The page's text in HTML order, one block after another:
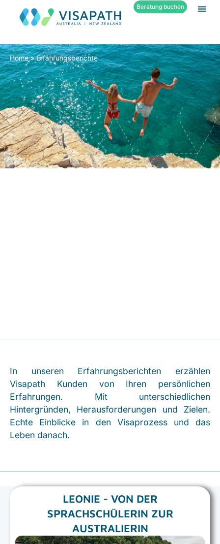
Beratung buchen
Home»Erfahrungsberichte
JEDE GESCHICHTE IST
In unseren Erfahrungsberichten erzählen
Visapath Kunden von Ihren persönlichen
Erfahrungen. Mit unterschiedlichen
Hintergründen, Herausforderungen und Zielen.
Echte Einblicke in den Visaprozess und das
Leben danach.
LEONIE - VON DER
SPRACHSCHÜLERIN ZUR
AUSTRALIERIN